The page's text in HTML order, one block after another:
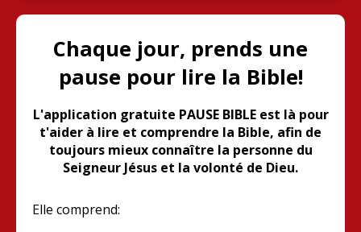
Chaque jour, prends une
pause pour lire la Bible!
L'application gratuite PAUSE BIBLE est là pour
t'aider à lire et comprendre la Bible, afin de
toujours mieux connaître la personne du
Seigneur Jésus et la volonté de Dieu.
Elle comprend: